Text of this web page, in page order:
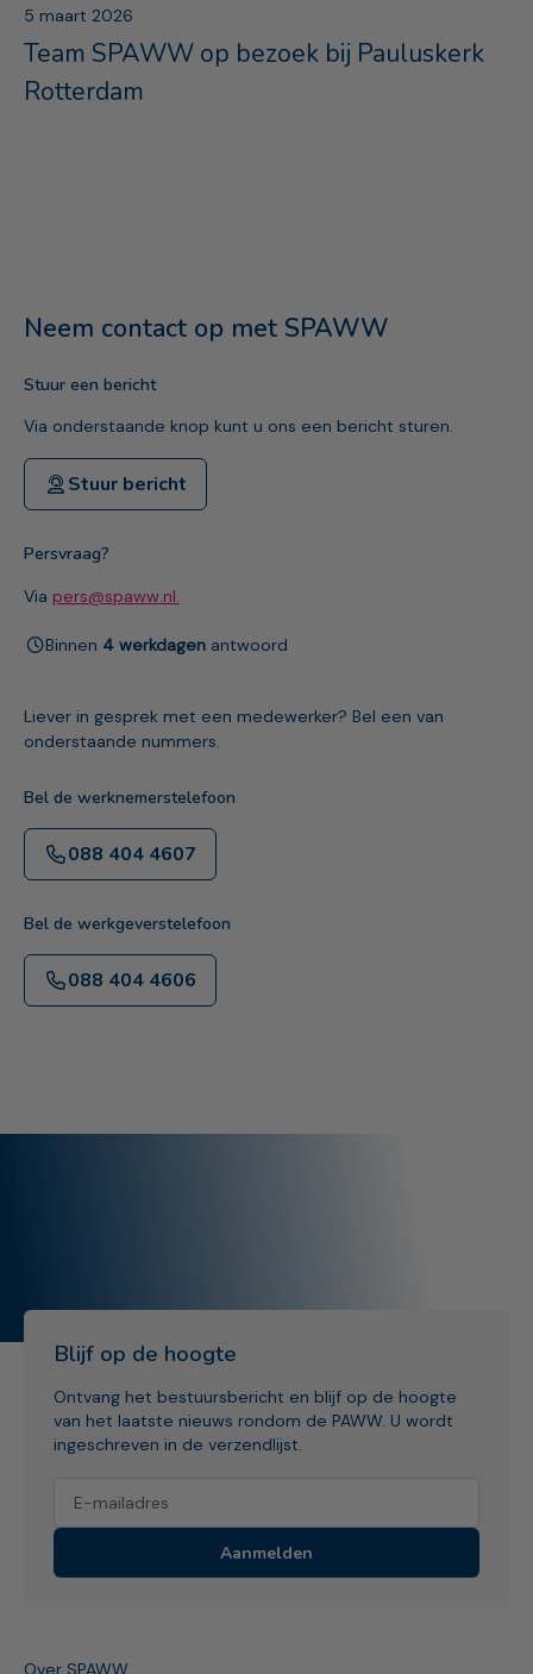
5 maart 2026
Team SPAWW op bezoek bij Pauluskerk
Rotterdam
Neem contact op met SPAWW
Stuur een bericht
Via onderstaande knop kunt u ons een bericht sturen.
Stuur bericht
Persvraag?
Via pers@spaww.nl.
Binnen 4 werkdagenantwoord
Liever in gesprek met een medewerker? Bel een van
onderstaande nummers.
Bel de werknemerstelefoon
088 404 4607
Bel de werkgeverstelefoon
088 404 4606
Blijf op de hoogte
Ontvang het bestuursbericht en blijf op de hoogte
van het laatste nieuws rondom de PAWW. U wordt
ingeschreven in de verzendlijst.
Aanmelden
Over SPAWW